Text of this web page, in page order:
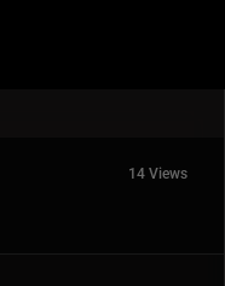
14 Views